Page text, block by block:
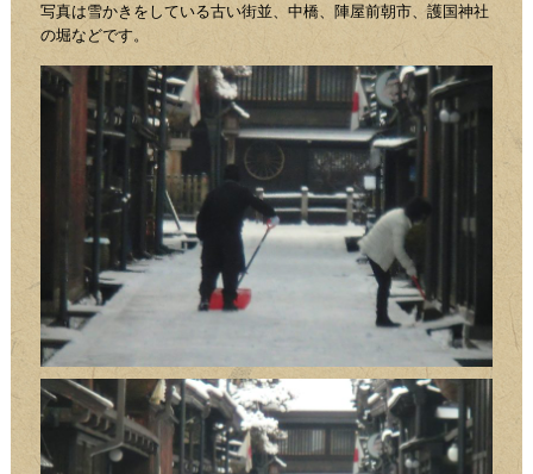
写真は雪かきをしている古い街並、中橋、陣屋前朝市、護国神社
の堀などです。